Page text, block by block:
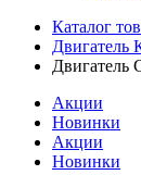
Каталог
Двигатель
Акции
Новинки
Акции
Новинки